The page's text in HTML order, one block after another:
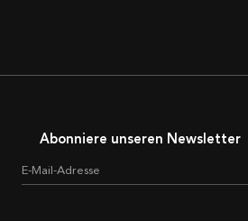
Abonniere unseren Newsletter
E-Mail-Adresse